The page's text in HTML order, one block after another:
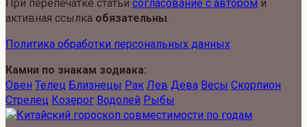
При перепечатке статьи согласование с автором и
активная ссылка обязательны.
Политика обработки персональных данных
Камни по знакам зодиака:
Овен Телец Близнецы Рак Лев Дева Весы Скорпион
Стрелец Козерог Водолей Рыбы